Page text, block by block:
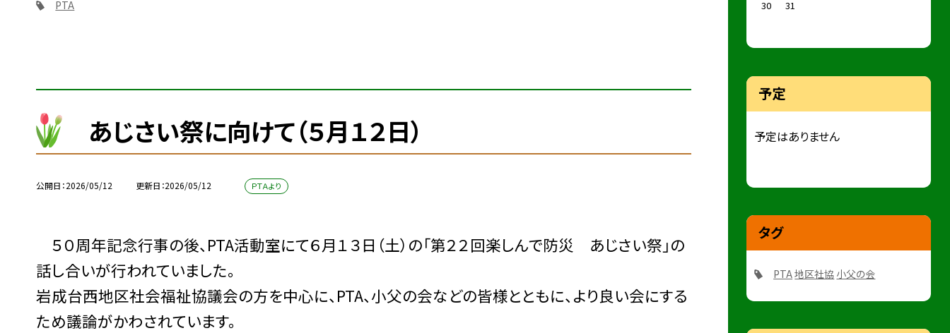
PTA
あじさい祭に向けて（５月１２日）
公開日 2026/05/12 更新日 2026/05/12 ＰＴＡより
５０周年記念行事の後、PTA活動室にて６月１３日（土）の「第２２回楽しんで防災 あじさい祭」の
話し合いが行われていました。
岩成台西地区社会福祉協議会の方を中心に、PTA、小父の会などの皆様とともに、より良い会にする
ため議論がかわされています。
30
31
予定
予定はありません
タグ
PTA地区社協 小父の会